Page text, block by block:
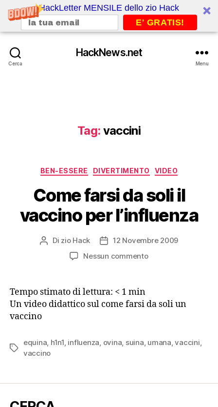
HackLetter MENSILE dello zio Hack
E' GRATIS!
Cerca
HackNews.net
Menu
Tag: vaccini
Categorie
BEN-ESSERE DIVERTIMENTO VIDEO
Come farsi da soli il
vaccino per l’influenza
Autore
Di zio Hack
Data12 Novembre 2009
Nessun commentosu
soli
il
l’influenza
Tempo stimato di lettura: < 1 min
Un video didattico sul come farsi da soli un
vaccino
Tag
equina h1n1 influenza ovina suina umana ,vaccini
vaccino